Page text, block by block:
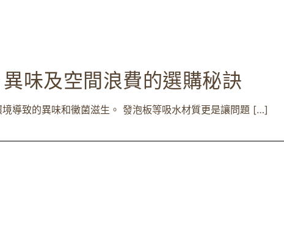
味及空間浪費的選購秘訣
導致的異味和黴菌滋生。 發泡板等吸水材質更是讓問題 […]